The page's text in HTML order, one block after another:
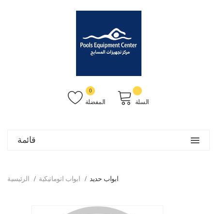
المفضلة
0
السلة
قائمة
الرئيسية ابواب اتوماتيكية ابواب حديد